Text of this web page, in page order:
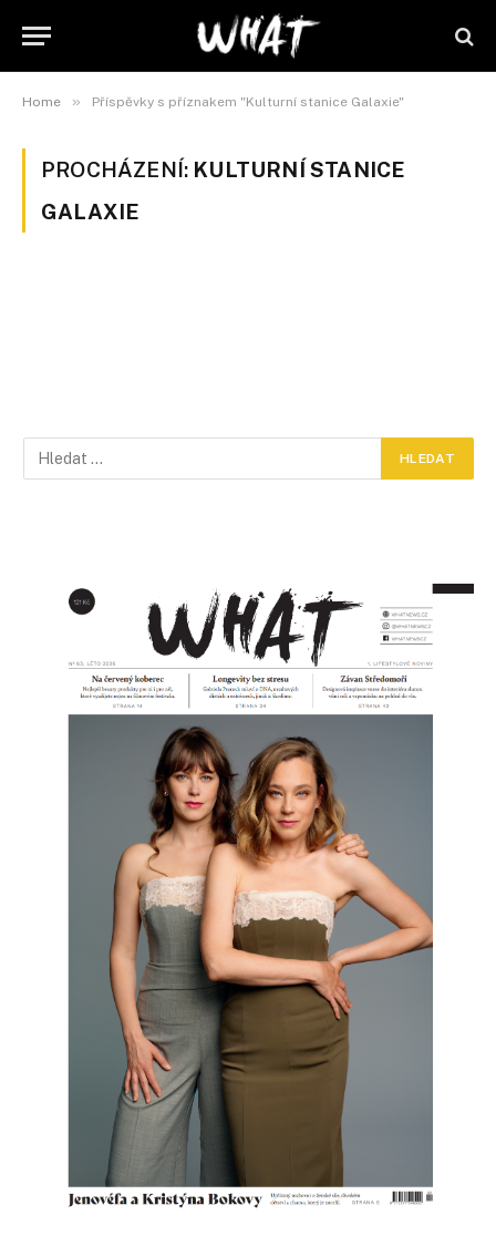
Home » Příspěvky s příznakem "Kulturní stanice Galaxie"
PROCHÁZENÍ: KULTURNÍ STANICE
GALAXIE